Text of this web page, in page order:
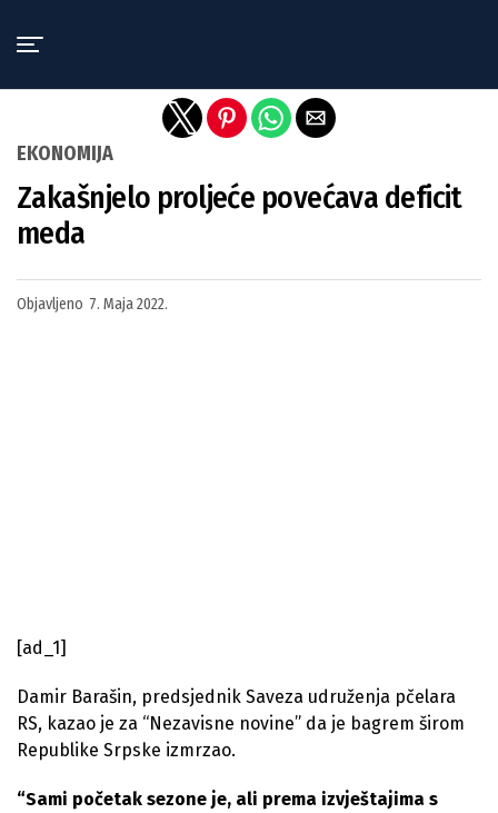
EKONOMIJA
Zakašnjelo proljeće povećava deficit
meda
Objavljeno 7. Maja 2022.
[ad_1]
Damir Barašin, predsjednik Saveza udruženja pčelara
RS, kazao je za “Nezavisne novine” da je bagrem širom
Republike Srpske izmrzao.
“Sami početak sezone je, ali prema izvještajima s